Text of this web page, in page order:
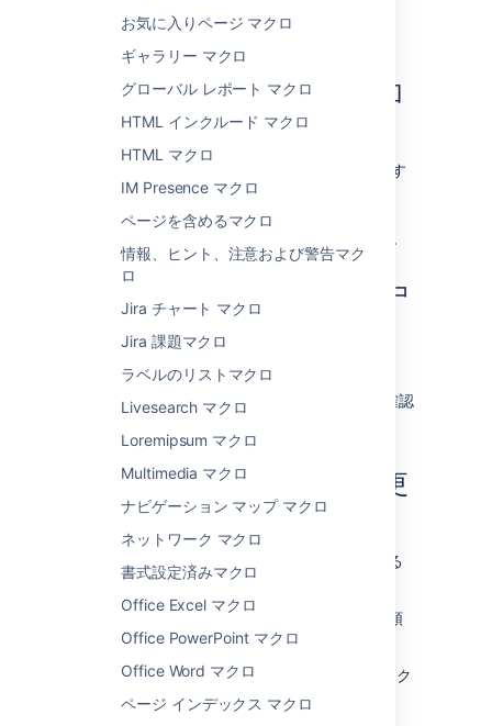
お気に入りページ マクロ
ギャラリー マクロ
グローバル レポート マクロ
HTML インクルード マクロ
HTML マクロ
IM Presence マクロ
ページを含めるマクロ
情報、ヒント、注意および警告マク
ロ
Jira チャート マクロ
Jira 課題マクロ
ラベルのリストマクロ
Livesearch マクロ
Loremipsum マクロ
Multimedia マクロ
ナビゲーション マップ マクロ
ネットワーク マクロ
書式設定済みマクロ
Office Excel マクロ
Office PowerPoint マクロ
Office Word マクロ
ページ インデックス マクロ
Viddler (Flash が必要)
このマクロをページに追加
する
ウィジェット コネクタ マクロをページに追加す
るには、次の手順を実行します。
エディタのツールバーで、[ 挿入
>
[その他のマクロ] を選択します。
ウィジェット コ
ネクタ] を選択します。
表示したい URL を入力します。
[挿入 ] をクリックします。
その後、ページを公開するとマクロの動作を確認
マクロ パラメーターを変更
する
マクロ パラメーターは、マクロの動作を変える
ために使用します。
マクロ パラメーターを変更するには、次の手順
を実行します。
エディタでマクロのプレースホルダーをク
リックし、[ 編集 ] を選択します。